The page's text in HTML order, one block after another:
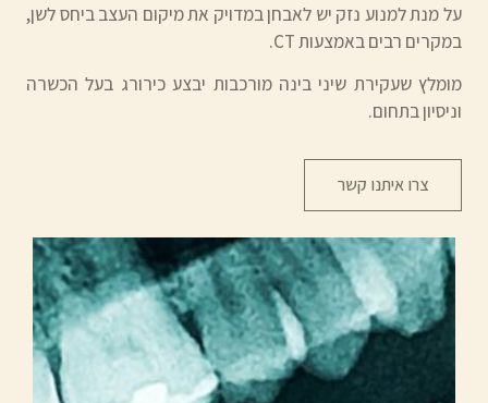
על מנת למנוע נזק יש לאבחן במדויק את מיקום העצב ביחס לשן,
במקרים רבים באמצעות CT.
מומלץ שעקירת שיני בינה מורכבות יבצע כירורג בעל הכשרה
וניסיון בתחום.
צרו איתנו קשר